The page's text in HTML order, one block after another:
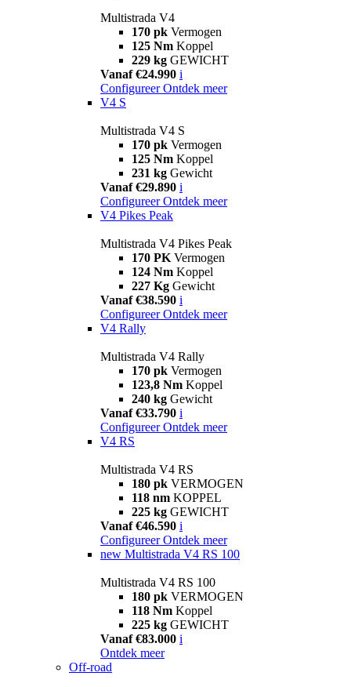
Multistrada V4
170 pk Vermogen
125 Nm Koppel
229 kg GEWICHT
Vanaf €24.990 i
Configureer Ontdek meer
V4 S
Multistrada V4 S
170 pk Vermogen
125 Nm Koppel
231 kg Gewicht
Vanaf €29.890 i
Configureer Ontdek meer
V4 Pikes Peak
Multistrada V4 Pikes Peak
170 PK Vermogen
124 Nm Koppel
227 Kg Gewicht
Vanaf €38.590 i
Configureer Ontdek meer
V4 Rally
Multistrada V4 Rally
170 pk Vermogen
123,8 Nm Koppel
240 kg Gewicht
Vanaf €33.790 i
Configureer Ontdek meer
V4 RS
Multistrada V4 RS
180 pk VERMOGEN
118 nm KOPPEL
225 kg GEWICHT
Vanaf €46.590 i
Configureer Ontdek meer
new Multistrada V4 RS 100
Multistrada V4 RS 100
180 pk VERMOGEN
118 Nm Koppel
225 kg GEWICHT
Vanaf €83.000 i
Ontdek meer
Off-road